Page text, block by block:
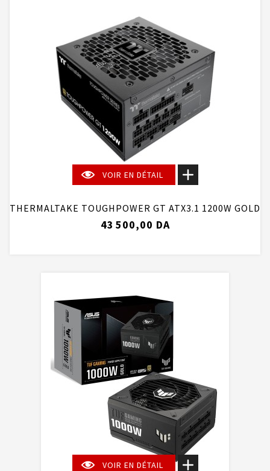
VOIR EN DÉTAIL
THERMALTAKE TOUGHPOWER GT ATX3.1 1200W GOLD
43 500,00 DA
VOIR EN DÉTAIL